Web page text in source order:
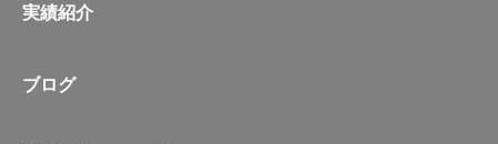
実績紹介
ブログ